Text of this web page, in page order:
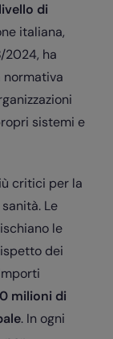
di
italiana,
2024, ha
sistemi e
critici per la
Le
le
dei
milioni di
. In ogni